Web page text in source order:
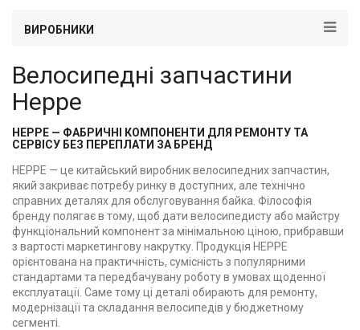
ВИРОБНИКИ
Велосипедні запчастини
Heppe
HEPPE — ФАБРИЧНІ КОМПОНЕНТИ ДЛЯ РЕМОНТУ ТА
СЕРВІСУ БЕЗ ПЕРЕПЛАТИ ЗА БРЕНД
HEPPE — це китайський виробник велосипедних запчастин,
який закриває потребу ринку в доступних, але технічно
справних деталях для обслуговування байка. Філософія
бренду полягає в тому, щоб дати велосипедисту або майстру
функціональний компонент за мінімальною ціною, прибравши
з вартості маркетингову накрутку. Продукція HEPPE
орієнтована на практичність, сумісність з популярними
стандартами та передбачувану роботу в умовах щоденної
експлуатації. Саме тому ці деталі обирають для ремонту,
модернізації та складання велосипедів у бюджетному
сегменті.